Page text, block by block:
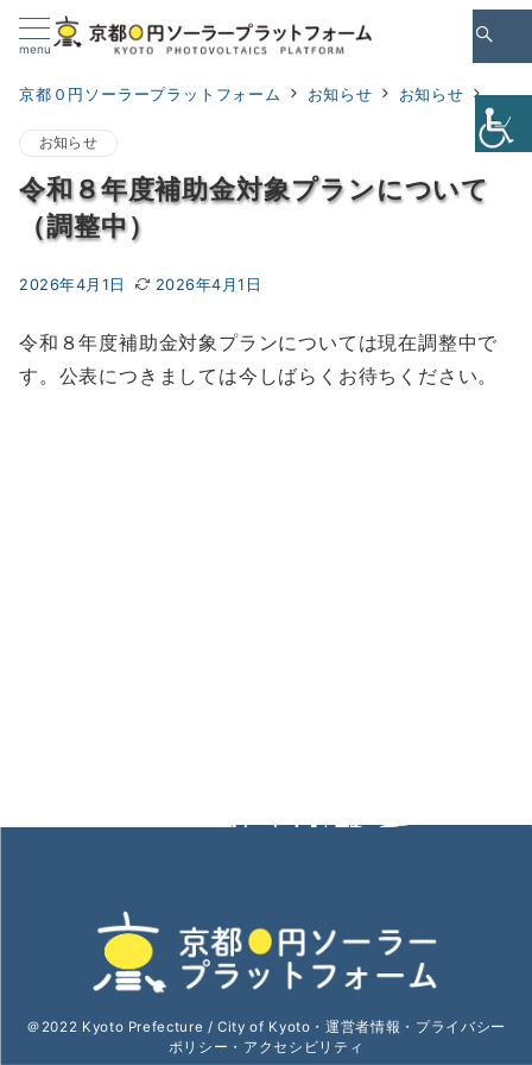
Skip
tomenu
京都０円ソーラープラットフォーム お知らせ お知らせ 令和
お知らせ
令和８年度補助金対象プランについて
（調整中）
2026年4月1日 2026年4月1日
令和８年度補助金対象プランについては現在調整中で
す。公表につきましては今しばらくお待ちください。
＠2022 Kyoto Prefecture / City of Kyoto・運営者情報 ・ プライバシー
ポリシー ・ アクセシビリティ